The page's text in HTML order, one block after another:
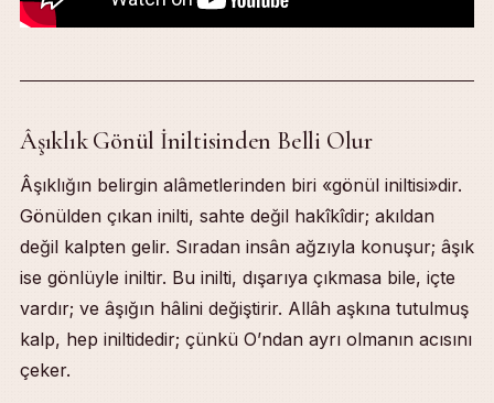
Table of Contents
Âşıklık Gönül İniltisinden Belli Olur
Gönül İniltisi Nedir? — Kalbin İçinden Gelen Yakarış
Ney Sembolü — Mevlânâ’nın İniltinin Mecâzı
Sahte Âşık — İnlemeyen
İniltinin Sebebi — Ayrılık Acısı
İniltinin İlacı — Vuslat
İlgili Sohbetler
Âşıklık Gönül İniltisinden Belli Olur
Âşıklığın belirgin alâmetlerinden biri «gönül iniltisi»dir.
Gönülden çıkan inilti, sahte değil hakîkîdir; akıldan
değil kalpten gelir. Sıradan insân ağzıyla konuşur; âşık
ise gönlüyle iniltir. Bu inilti, dışarıya çıkmasa bile, içte
vardır; ve âşığın hâlini değiştirir. Allâh aşkına tutulmuş
kalp, hep iniltidedir; çünkü O’ndan ayrı olmanın acısını
çeker.